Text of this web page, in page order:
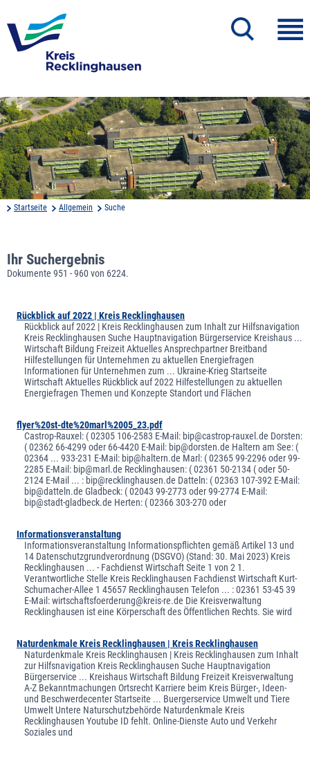
Startseite Allgemein Suche
Ihr Suchergebnis
Dokumente 951 - 960 von 6224.
Rückblick auf 2022 | Kreis Recklinghausen
Rückblick auf 2022 | Kreis Recklinghausen zum Inhalt zur Hilfsnavigation
Kreis Recklinghausen Suche Hauptnavigation Bürgerservice Kreishaus ...
Wirtschaft Bildung Freizeit Aktuelles Ansprechpartner Breitband
Hilfestellungen für Unternehmen zu aktuellen Energiefragen
Informationen für Unternehmen zum ... Ukraine-Krieg Startseite
Wirtschaft Aktuelles Rückblick auf 2022 Hilfestellungen zu aktuellen
Energiefragen Themen und Konzepte Standort und Flächen
flyer%20st-dte%20marl%2005_23.pdf
Castrop-Rauxel: ( 02305 106-2583 E-Mail: bip@castrop-rauxel.de Dorsten:
( 02362 66-4299 oder 66-4420 E-Mail: bip@dorsten.de Haltern am See: (
02364 ... 933-231 E-Mail: bip@haltern.de Marl: ( 02365 99-2296 oder 99-
2285 E-Mail: bip@marl.de Recklinghausen: ( 02361 50-2134 ( oder 50-
2124 E-Mail ... : bip@recklinghausen.de Datteln: ( 02363 107-392 E-Mail:
bip@datteln.de Gladbeck: ( 02043 99-2773 oder 99-2774 E-Mail:
bip@stadt-gladbeck.de Herten: ( 02366 303-270 oder
Informationsveranstaltung
Informationsveranstaltung Informationspflichten gemäß Artikel 13 und
14 Datenschutzgrundverordnung (DSGVO) (Stand: 30. Mai 2023) Kreis
Recklinghausen ... - Fachdienst Wirtschaft Seite 1 von 2 1.
Verantwortliche Stelle Kreis Recklinghausen Fachdienst Wirtschaft Kurt-
Schumacher-Allee 1 45657 Recklinghausen Telefon ... : 02361 53-45 39
E-Mail: wirtschaftsfoerderung@kreis-re.de Die Kreisverwaltung
Recklinghausen ist eine Körperschaft des Öffentlichen Rechts. Sie wird
Naturdenkmale Kreis Recklinghausen | Kreis Recklinghausen
Naturdenkmale Kreis Recklinghausen | Kreis Recklinghausen zum Inhalt
zur Hilfsnavigation Kreis Recklinghausen Suche Hauptnavigation
Bürgerservice ... Kreishaus Wirtschaft Bildung Freizeit Kreisverwaltung
A-Z Bekanntmachungen Ortsrecht Karriere beim Kreis Bürger-, Ideen-
und Beschwerdecenter Startseite ... Buergerservice Umwelt und Tiere
Umwelt Untere Naturschutzbehörde Naturdenkmale Kreis
Recklinghausen Youtube ID fehlt. Online-Dienste Auto und Verkehr
Soziales und